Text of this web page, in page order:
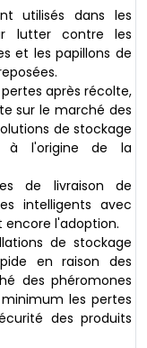
utilisés dans les
lutter contre les
et les papillons de
après récolte,
sur le marché des
de stockage
à l'origine de la
de livraison de
intelligents avec
encore l'adoption.
de stockage
en raison des
des phéromones
les pertes
des produits